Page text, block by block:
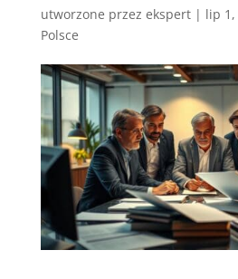
utworzone przez ekspert| lip 1,
Polsce